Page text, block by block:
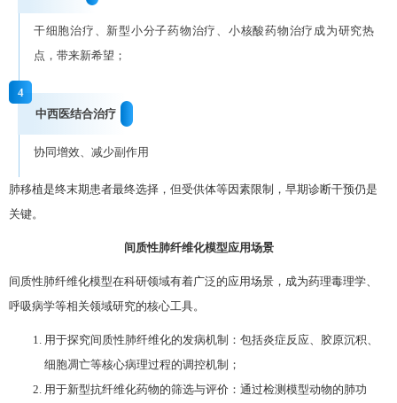
干细胞治疗、新型小分子药物治疗、小核酸药物治疗成为研究热
点，带来新希望；
4
中西医结合治疗
协同增效、减少副作用
肺移植是终末期患者最终选择，但受供体等因素限制，早期诊断干预仍是
关键。
间质性肺纤维化模型应用场景
间质性肺纤维化模型在科研领域有着广泛的应用场景，成为药理毒理学、
呼吸病学等相关领域研究的核心工具。
用于探究间质性肺纤维化的发病机制：包括炎症反应、胶原沉积、
细胞凋亡等核心病理过程的调控机制；
用于新型抗纤维化药物的筛选与评价：通过检测模型动物的肺功